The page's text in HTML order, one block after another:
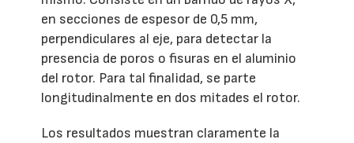
en secciones de espesor de 0,5 mm,
perpendiculares al eje, para detectar la
presencia de poros o fisuras en el aluminio
del rotor. Para tal finalidad, se parte
longitudinalmente en dos mitades el rotor.
Los resultados muestran claramente la